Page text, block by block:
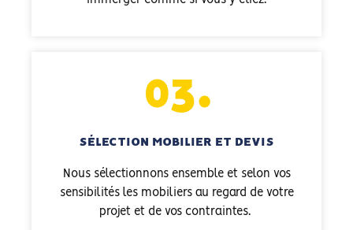
03.
SÉLECTION MOBILIER ET DEVIS
Nous sélectionnons ensemble et selon vos
sensibilités les mobiliers au regard de votre
projet et de vos contraintes.